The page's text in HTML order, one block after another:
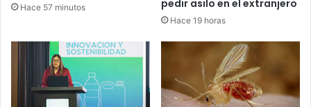
Hace 57 minutos pedir asilo en el extranjero
Hace 19 horas